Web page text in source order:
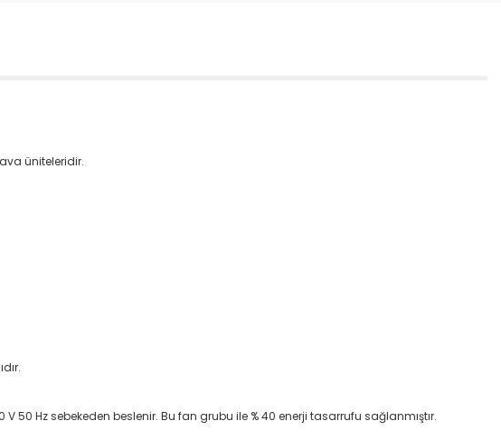
üniteleridir.
50 Hz sebekeden beslenir. Bu fan grubu ile % 40 enerji tasarrufu sağlanmıştır.